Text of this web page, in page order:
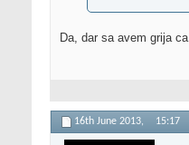
Da, dar sa avem grija
16th June 2013, 15:17